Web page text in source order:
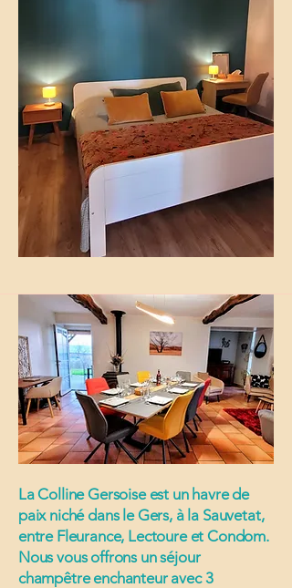
La Colline Gersoise est un havre de
paix niché dans le Gers, à la Sauvetat,
entre Fleurance, Lectoure et Condom.
Nous vous offrons un séjour
champêtre enchanteur avec 3